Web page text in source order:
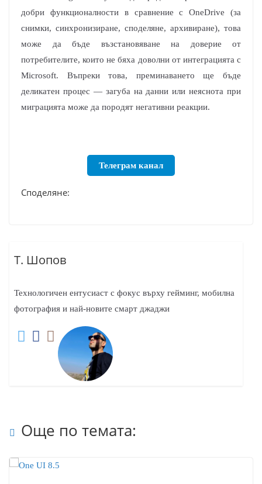
добри функционалности в сравнение с OneDrive (за
снимки, синхронизиране, споделяне, архивиране), това
може да бъде възстановяване на доверие от
потребителите, които не бяха доволни от интеграцията с
Microsoft. Въпреки това, преминаването ще бъде
деликатен процес — загуба на данни или неяснота при
миграцията може да породят негативни реакции.
Телеграм канал
Споделяне:
Т. Шопов
Технологичен ентусиаст с фокус върху гейминг, мобилна
фотография и най-новите смарт джаджи
Още по темата: